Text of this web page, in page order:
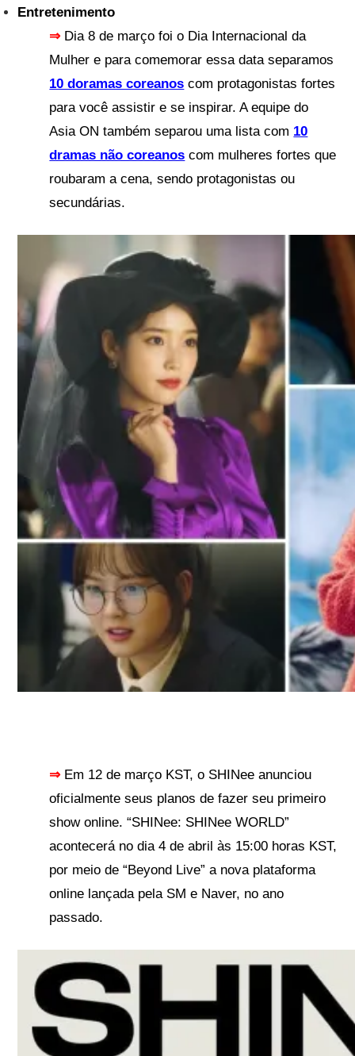
Entretenimento
⇒ Dia 8 de março foi o Dia Internacional da
Mulher e para comemorar essa data separamos
10 doramas coreanos com protagonistas fortes
para você assistir e se inspirar. A equipe do
Asia ON também separou uma lista com 10
dramas não coreanos com mulheres fortes que
roubaram a cena, sendo protagonistas ou
secundárias.
⇒ Em 12 de março KST, o SHINee anunciou
oficialmente seus planos de fazer seu primeiro
show online. “SHINee: SHINee WORLD”
acontecerá no dia 4 de abril às 15:00 horas KST,
por meio de “Beyond Live” a nova plataforma
online lançada pela SM e Naver, no ano
passado.